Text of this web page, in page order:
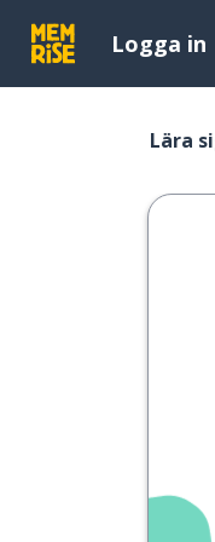
Logga in
Lära